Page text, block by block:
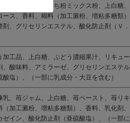
国内製造）、もち粉ミックス粉、上白糖、
ス、香料、糊料（加工澱粉、増粘多糖類
、グリセリンエステル、酸化防止剤（Ｖ．
工品、上白糖、ぶどう濃縮果汁、リキュ
酸味料、アミラーゼ、グリセリンエステ
塩）、（一部に乳成分・大豆を含む）
、苺ジャム、上白糖、苺ペースト、苺リキ
加工澱粉、増粘多糖類）、香料、乳化剤
イン、酸化防止剤（亜硫酸塩）、（一部